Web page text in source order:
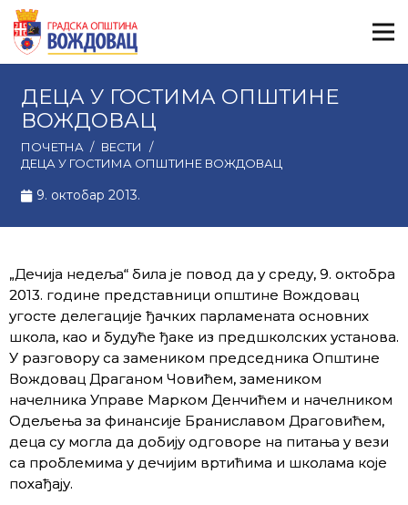
ДЕЦА У ГОСТИМА ОПШТИНЕ
ВОЖДОВАЦ
ПОЧЕТНА / ВЕСТИ
/
ДЕЦА У ГОСТИМА ОПШТИНЕ ВОЖДОВАЦ
9. октобар 2013.
„Дечијa недеља“ била је повод да у среду, 9. октобра
2013. године представници општине Вождовац
угосте делегације ђачких парламената основних
школа, као и будуће ђаке из предшколских установа.
У разговору са замеником председника Општине
Вождовац Драганом Човићем, замеником
начелника Управе Марком Денчићем и начелником
Одељења за финансије Браниславом Драговићем,
деца су могла да добију одговоре на питања у вези
са проблемима у дечијим вртићима и школама које
похађају.